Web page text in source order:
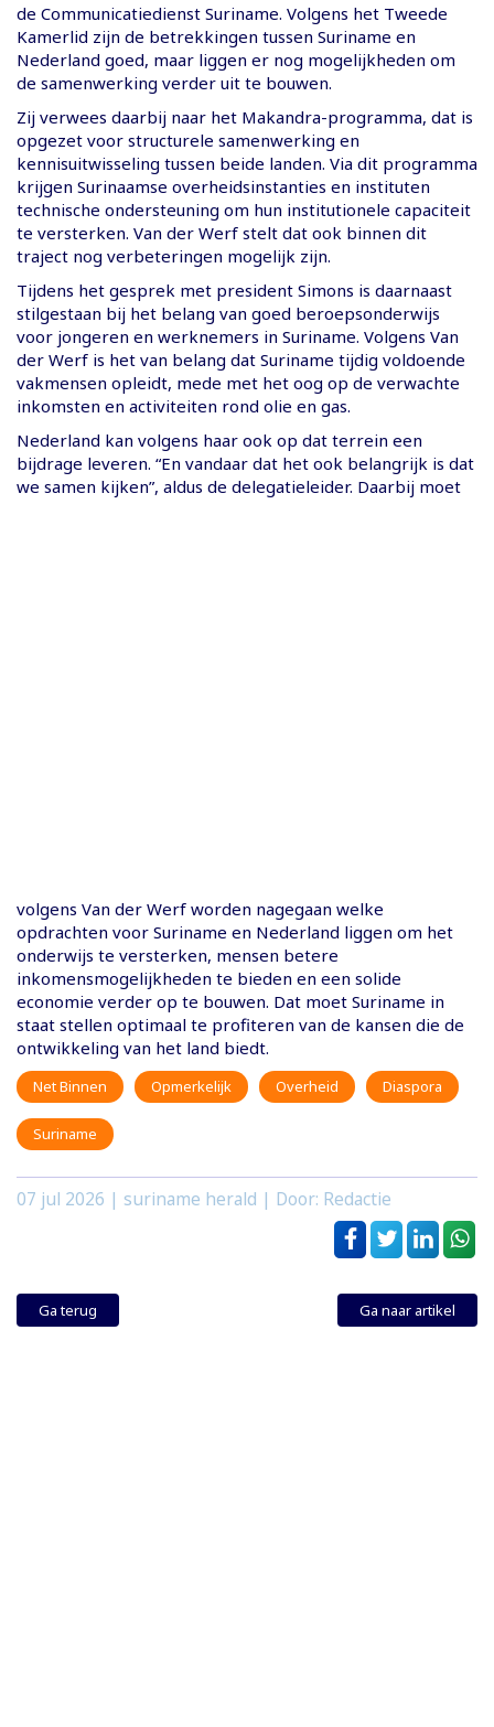
de Communicatiedienst Suriname. Volgens het Tweede
Kamerlid zijn de betrekkingen tussen Suriname en
Nederland goed, maar liggen er nog mogelijkheden om
de samenwerking verder uit te bouwen.
Zij verwees daarbij naar het Makandra-programma, dat is
opgezet voor structurele samenwerking en
kennisuitwisseling tussen beide landen. Via dit programma
krijgen Surinaamse overheidsinstanties en instituten
technische ondersteuning om hun institutionele capaciteit
te versterken. Van der Werf stelt dat ook binnen dit
traject nog verbeteringen mogelijk zijn.
Tijdens het gesprek met president Simons is daarnaast
stilgestaan bij het belang van goed beroepsonderwijs
voor jongeren en werknemers in Suriname. Volgens Van
der Werf is het van belang dat Suriname tijdig voldoende
vakmensen opleidt, mede met het oog op de verwachte
inkomsten en activiteiten rond olie en gas.
Nederland kan volgens haar ook op dat terrein een
bijdrage leveren. “En vandaar dat het ook belangrijk is dat
we samen kijken”, aldus de delegatieleider. Daarbij moet
volgens Van der Werf worden nagegaan welke
opdrachten voor Suriname en Nederland liggen om het
onderwijs te versterken, mensen betere
inkomensmogelijkheden te bieden en een solide
economie verder op te bouwen. Dat moet Suriname in
staat stellen optimaal te profiteren van de kansen die de
ontwikkeling van het land biedt.
Net Binnen Opmerkelijk Overheid Diaspora
Suriname
07 jul 2026 | suriname herald | Door: Redactie
Ga terug Ga naar artikel